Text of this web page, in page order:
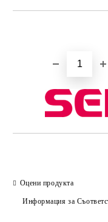
Оцени продукта
Информация за